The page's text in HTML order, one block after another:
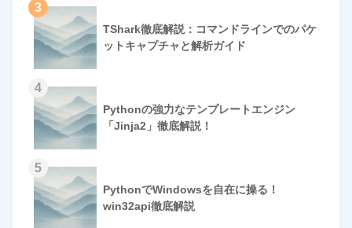
3
TShark徹底解説：コマンドラインでのパケ
ットキャプチャと解析ガイド
4
Pythonの強力なテンプレートエンジン
「Jinja2」徹底解説！
5
PythonでWindowsを自在に操る！
win32api徹底解説